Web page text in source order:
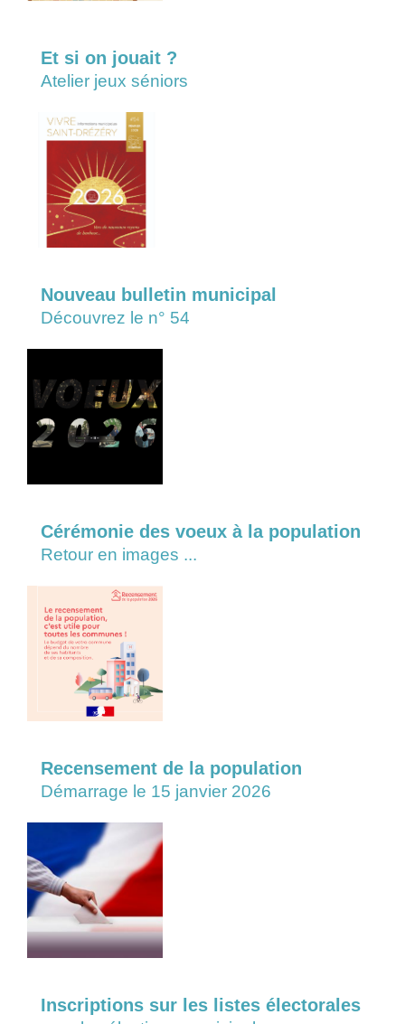
Et si on jouait ?
Atelier jeux séniors
Nouveau bulletin municipal
Découvrez le n° 54
Cérémonie des voeux à la population
Retour en images ...
Recensement de la population
Démarrage le 15 janvier 2026
Inscriptions sur les listes électorales